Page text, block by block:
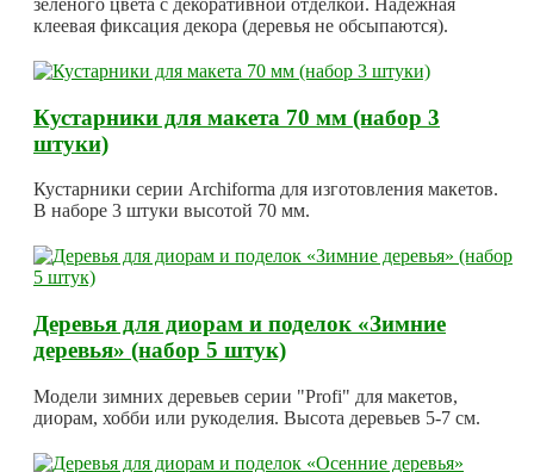
зеленого цвета с декоративной отделкой. Надежная
клеевая фиксация декора (деревья не обсыпаются).
Кустарники для макета 70 мм (набор 3
штуки)
Кустарники серии Archiforma для изготовления макетов.
В наборе 3 штуки высотой 70 мм.
Деревья для диорам и поделок «Зимние
деревья» (набор 5 штук)
Модели зимних деревьев серии "Profi" для макетов,
диорам, хобби или рукоделия. Высота деревьев 5-7 см.